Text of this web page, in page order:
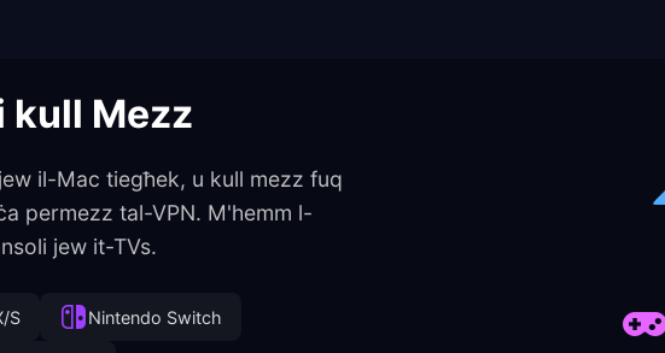
kull Mezz
il-Mac tiegħek, u kull mezz fuq
permezz tal-VPN. M'hemm l-
jew it-TVs.
S Nintendo Switch